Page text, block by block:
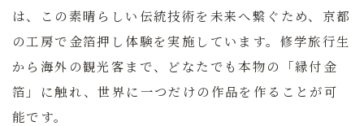
は、この素晴らしい伝統技術を未来へ繋ぐため、京都
の工房で金箔押し体験を実施しています。修学旅行生
から海外の観光客まで、どなたでも本物の「縁付金
箔」に触れ、世界に一つだけの作品を作ることが可
能です。